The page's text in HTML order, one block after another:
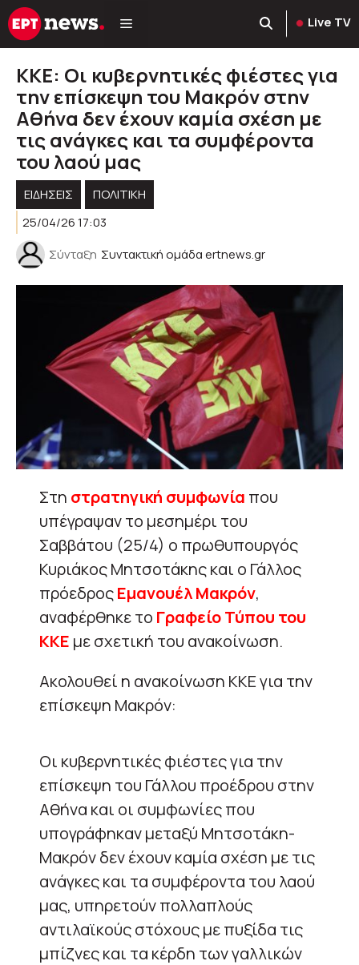
Μετάβαση
σε
Live TV
ΚΚΕ: Οι κυβερνητικές φιέστες για
την επίσκεψη του Μακρόν στην
Αθήνα δεν έχουν καμία σχέση με
τις ανάγκες και τα συμφέροντα
του λαού μας
ΕΙΔΗΣΕΙΣ
ΠΟΛΙΤΙΚΉ
25/04/26 17:03
Σύνταξη Συντακτική ομάδα ertnews.gr
Στη στρατηγική συμφωνία που
υπέγραψαν το μεσημέρι του
Σαββάτου (25/4) ο πρωθυπουργός
Κυριάκος Μητσοτάκης και ο Γάλλος
πρόεδροςΕμανουέλ Μακρόν,
αναφέρθηκε το Γραφείο Τύπου του
ΚΚΕ με σχετική του ανακοίνωση.
Ακολουθεί η ανακοίνωση KKE για την
επίσκεψη Μακρόν:
Οι κυβερνητικές φιέστες για την
επίσκεψη του Γάλλου προέδρου στην
Αθήνα και οι συμφωνίες που
υπογράφηκαν μεταξύ Μητσοτάκη-
Μακρόν δεν έχουν καμία σχέση με τις
ανάγκες και τα συμφέροντα του λαού
μας, υπηρετούν πολλαπλούς
αντιλαϊκούς στόχους με πυξίδα τις
μπίζνες και τα κέρδη των γαλλικών